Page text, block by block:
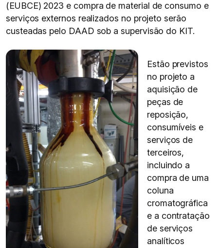
(EUBCE) 2023 e compra de material de consumo e
serviços externos realizados no projeto serão
custeadas pelo DAAD sob a supervisão do KIT.
Estão previstos
no projeto a
aquisição de
peças de
reposição,
consumíveis e
serviços de
terceiros,
incluindo a
compra de uma
coluna
cromatográfica
e a contratação
de serviços
analíticos